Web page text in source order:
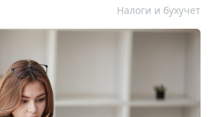
Налоги и бухучет